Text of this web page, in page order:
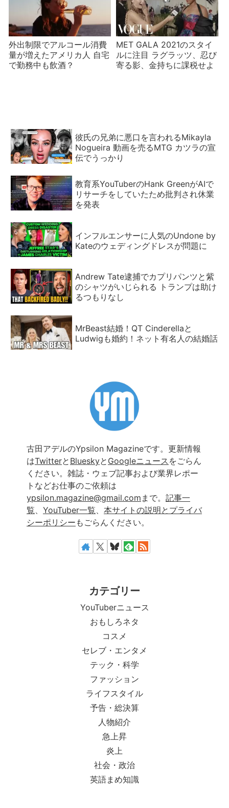
外出制限でアルコール消費
量が増えたアメリカ人 自宅
で勤務中も飲酒？
MET GALA 2021のスタイ
ルに注目 ラグラッツ、忍び
寄る影、金持ちに課税せよ
彼氏の兄弟に悪口を言われるMikayla
Nogueira 動画を売るMTG カツラの宣
伝でうっかり
教育系YouTuberのHank GreenがAIで
リサーチをしていたため批判され休業
を発表
インフルエンサーに人気のUndone by
Kateのウェディングドレスが問題に
Andrew Tate逮捕でカプリパンツと紫
のシャツがいじられる トランプは助け
るつもりなし
MrBeast結婚！QT Cinderellaと
Ludwigも婚約！ネット有名人の結婚話
古田アデルのYpsilon Magazineです。更新情報
はTwitterと Blueskyと Googleニュース をごらん
ください。雑誌・ウェブ記事および業界レポー
トなどお仕事のご依頼は
ypsilon.magazine@gmail.com まで。 記事一
覧
YouTuber一覧
本サイトの説明とプライバ
シーポリシー もごらんください。
カテゴリー
YouTuberニュース
おもしろネタ
コスメ
セレブ・エンタメ
テック・科学
ファッション
ライフスタイル
予告・総決算
人物紹介
急上昇
炎上
社会・政治
英語まめ知識